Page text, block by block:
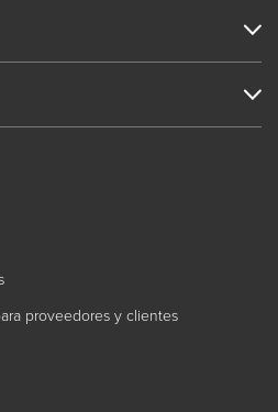
proveedores y clientes